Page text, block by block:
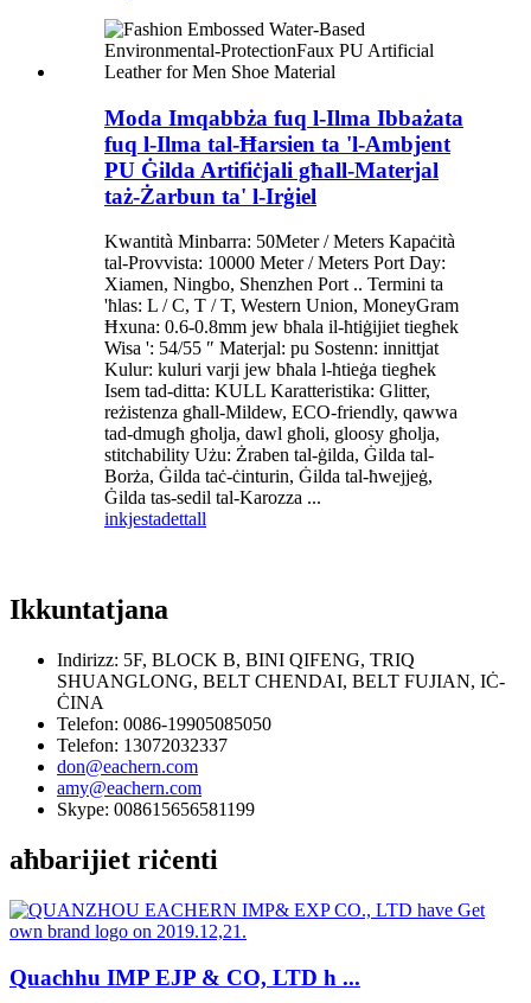
Moda Imqabbża fuq l-Ilma Ibbażata
fuq l-Ilma tal-Ħarsien ta 'l-Ambjent
PU Ġilda Artifiċjali għall-Materjal
taż-Żarbun ta' l-Irġiel
Kwantità Minbarra: 50Meter / Meters Kapaċità
tal-Provvista: 10000 Meter / Meters Port Day:
Xiamen, Ningbo, Shenzhen Port .. Termini ta
'ħlas: L / C, T / T, Western Union, MoneyGram
Ħxuna: 0.6-0.8mm jew bħala il-ħtiġijiet tiegħek
Wisa ': 54/55 ″ Materjal: pu Sostenn: innittjat
Kulur: kuluri varji jew bħala l-ħtieġa tiegħek
Isem tad-ditta: KULL Karatteristika: Glitter,
reżistenza għall-Mildew, ECO-friendly, qawwa
tad-dmugħ għolja, dawl għoli, gloosy għolja,
stitchability Użu: Żraben tal-ġilda, Ġilda tal-
Borża, Ġilda taċ-ċinturin, Ġilda tal-ħwejjeġ,
Ġilda tas-sedil tal-Karozza ...
inkjestadettall
Ikkuntatjana
Indirizz: 5F, BLOCK B, BINI QIFENG, TRIQ
SHUANGLONG, BELT CHENDAI, BELT FUJIAN, IĊ-
ĊINA
Telefon: 0086-19905085050
Telefon: 13072032337
don@eachern.com
amy@eachern.com
Skype: 008615656581199
aħbarijiet riċenti
Quachhu IMP EJP & CO, LTD h ...